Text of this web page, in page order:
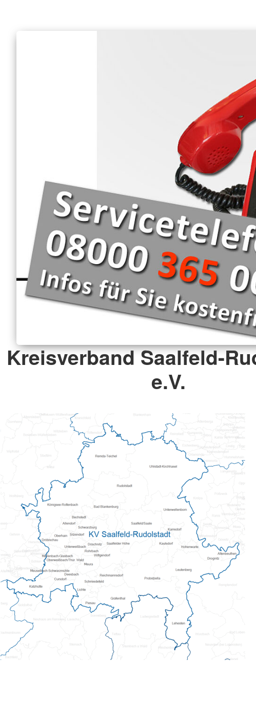
Kreisverband Saalfeld-
e.V.